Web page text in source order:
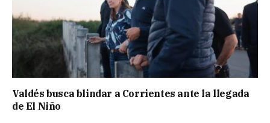
Valdés busca blindar a Corrientes ante la llegada
de El Niño